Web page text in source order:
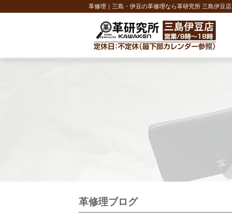
革修理｜三島・伊豆の革修理なら革研究所 三島伊豆店
革修理ブログ